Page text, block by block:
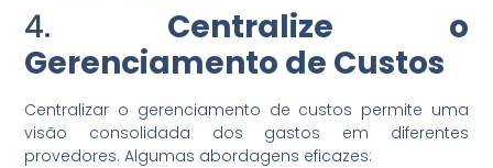
4. Centralize o
Gerenciamento de Custos
Centralizar o gerenciamento de custos permite uma
visão consolidada dos gastos em diferentes
provedores. Algumas abordagens eficazes: